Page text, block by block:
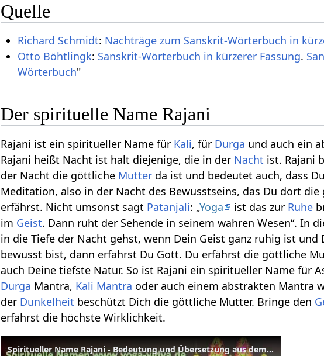
Quelle
Richard Schmidt: Nachträge zum Sanskrit-Wörterbuch in
Otto Böhtlingk: Sanskrit-Wörterbuch in kürzerer Fassung.
Wörterbuch"
Der spirituelle Name Rajani
Rajani ist ein spiritueller Name für Kali, für Durga und auch ein
Rajani heißt Nacht ist halt diejenige, die in der Nacht ist. Rajani
der Nacht die göttliche Mutter da ist und bedeutet auch, dass
Meditation, also in der Nacht des Bewusstseins, das Du dort
erfährst. Nicht umsonst sagt Patanjali: „Yoga ist das zur Ruhe
im Geist. Dann ruht der Sehende in seinem wahren Wesen“. In
in die Tiefe der Nacht gehst, wenn Dein Geist ganz ruhig ist und
bewusst bist, dann erfährst Du Gott. Du erfährst die göttliche
auch Deine tiefste Natur. So ist Rajani ein spiritueller Name für
Durga Mantra, Kali Mantra oder auch einem abstrakten Mantra
der Dunkelheit beschützt Dich die göttliche Mutter. Bringe den
erfährst die höchste Wirklichkeit.
Spiritueller Name Rajani - Bedeutung und Übersetzung aus dem Sanskrit